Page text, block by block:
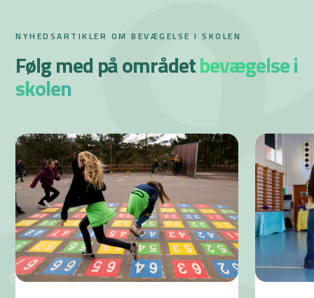
NYHEDSARTIKLER OM BEVÆGELSE I SKOLEN
Følg med på områdetbevægelse i
skolen